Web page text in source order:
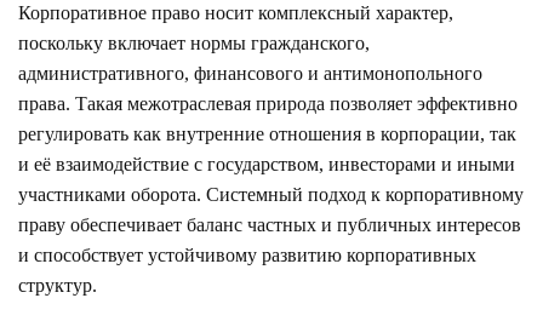
Корпоративное право носит комплексный характер,
поскольку включает нормы гражданского,
административного, финансового и антимонопольного
права. Такая межотраслевая природа позволяет эффективно
регулировать как внутренние отношения в корпорации, так
и её взаимодействие с государством, инвесторами и иными
участниками оборота. Системный подход к корпоративному
праву обеспечивает баланс частных и публичных интересов
и способствует устойчивому развитию корпоративных
структур.